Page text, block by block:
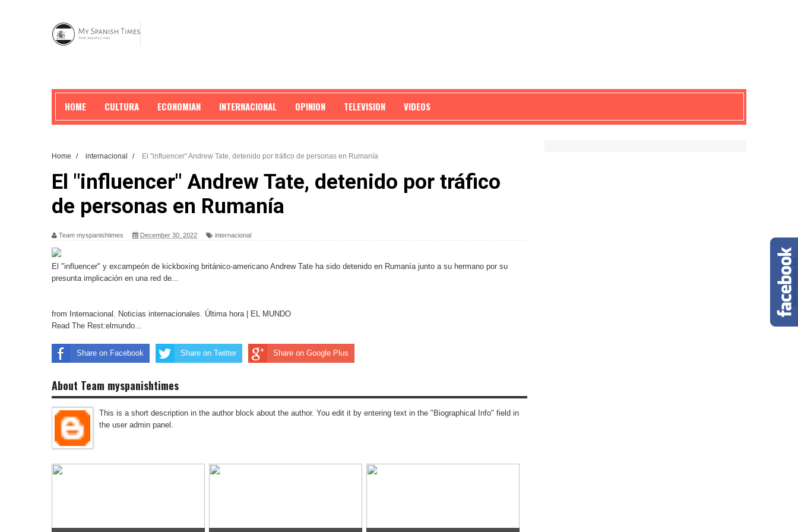
HOME CULTURA ECONOMIAN INTERNACIONAL OPINION TELEVISION VIDEOS
Home / internacional / El "influencer" Andrew Tate, detenido por tráfico de personas en Rumanía
El "influencer" Andrew Tate, detenido por tráfico
de personas en Rumanía
Team myspanishtimes December 30, 2022 internacional
El "influencer" y excampeón de kickboxing británico-americano Andrew Tate ha sido detenido en Rumanía junto a su hermano por su
presunta implicación en una red de...
from Internacional. Noticias internacionales. Última hora | EL MUNDO
Read The Rest:elmundo...
Share on Facebook Share on Twitter Share on Google Plus
About Team myspanishtimes
This is a short description in the author block about the author. You edit it by entering text in the "Biographical Info" field in
the user admin panel.